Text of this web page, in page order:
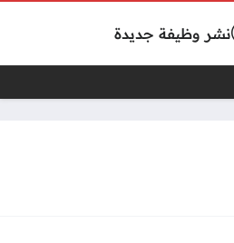
نشر وظيفة جديدة